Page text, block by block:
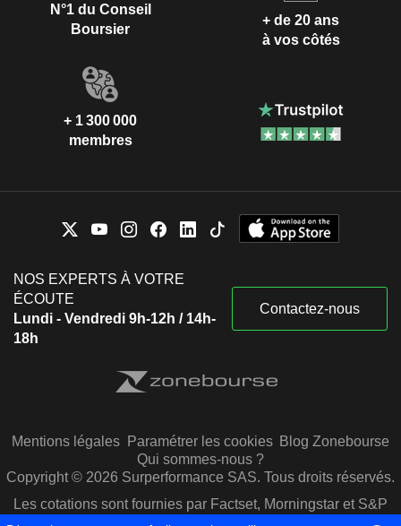
N°1 du Conseil
Boursier
+ de 20 ans
à vos côtés
+ 1 300 000
membres
NOS EXPERTS À VOTRE
ÉCOUTE
Lundi - Vendredi 9h-12h / 14h-
18h
Contactez-nous
Mentions légales Paramétrer les cookies Blog Zonebourse
Qui sommes-nous ?
Copyright © 2026 Surperformance SAS. Tous droits réservés.
Les cotations sont fournies par Factset, Morningstar et S&P
Capital IQ